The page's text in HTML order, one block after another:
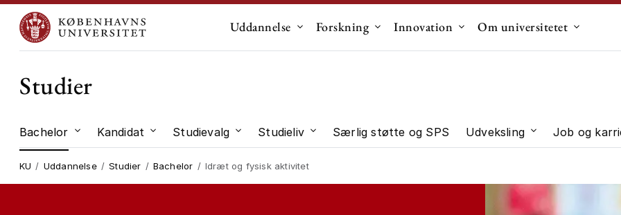
Uddannelse Undermenu til "Uddannelse"
Forskning Undermenu til "Forskning"
Innovation Undermenu til "Innovation"
Om universitetet
Studier
Bachelor Undermenu til "Bachelor"
Kandidat Undermenu til "Kandidat"
Studievalg Undermenu til "Studievalg"
Studieliv Undermenu til "Studieliv"
Særlig støtte og SPS Udveksling Undermenu til
Job og
KU Uddannelse Studier Bachelor Idræt og fysisk aktivitet